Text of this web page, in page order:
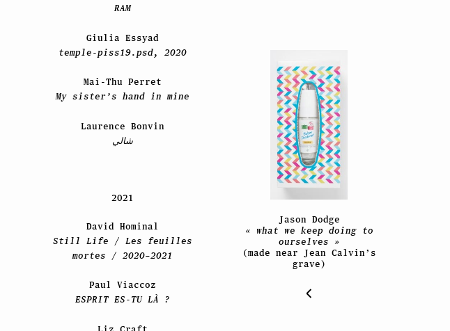
Jason Dodge
« what we keep doing to
ourselves »
(made near Jean Calvin’s
grave)
RAM
Giulia Essyad
temple-piss19.psd, 2020
Mai-Thu Perret
My sister’s hand in mine
Laurence Bonvin
شالي
2021
David Hominal
Still Life / Les feuilles
mortes / 2020–2021
Paul Viaccoz
ESPRIT ES-TU LÀ ?